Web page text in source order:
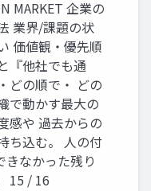
MARKET 企業の
業界/課題の状
価値観・優先順
『他社でも通
どの順で・ どの
で動かす最大の
感や 過去からの
ち込む。 人の付
なかった残り
15 / 16